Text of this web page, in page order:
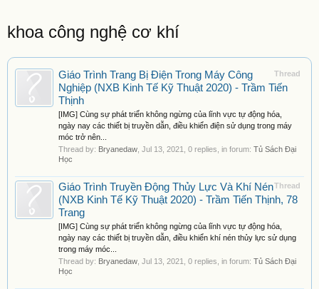
khoa công nghệ cơ khí
Thread
Giáo Trình Trang Bị Điện Trong Máy Công
Nghiệp (NXB Kinh Tế Kỹ Thuật 2020) - Trầm Tiến
Thịnh
[IMG] Cùng sự phát triển không ngừng của lĩnh vực tự động hóa,
ngày nay các thiết bị truyền dẫn, điều khiển điện sử dụng trong máy
móc trở nên...
Thread by: Bryanedaw Jul 13, 2021 , 0 replies, in forum: Tủ Sách Đại
Học
Thread
Giáo Trình Truyền Động Thủy Lực Và Khí Nén
(NXB Kinh Tế Kỹ Thuật 2020) - Trầm Tiến Thịnh, 78
Trang
[IMG] Cùng sự phát triển không ngừng của lĩnh vực tự động hóa,
ngày nay các thiết bị truyền dẫn, điều khiển khí nén thủy lực sử dụng
trong máy móc...
Thread by: Bryanedaw Jul 13, 2021 , 0 replies, in forum: Tủ Sách Đại
Học